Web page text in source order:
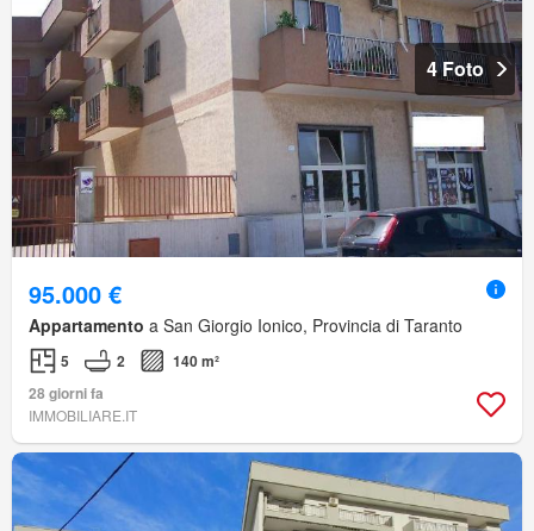
4 Foto
95.000 €
Appartamento a San Giorgio Ionico, Provincia di Taranto
5 2
140 m²
28 giorni fa
IMMOBILIARE.IT